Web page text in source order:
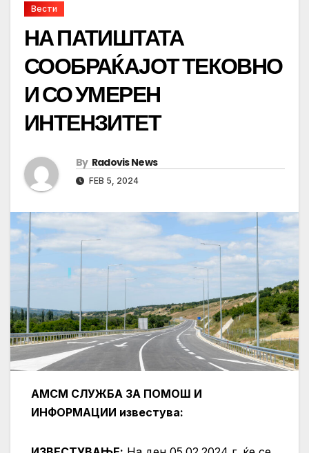
Вести
НА ПАТИШТАТА
СООБРАЌАЈОТ ТЕКОВНО
И СО УМЕРЕН
ИНТЕНЗИТЕТ
By Radovis News
FEB 5, 2024
АМСМ СЛУЖБА ЗА ПОМОШ И
ИНФОРМАЦИИ известува: